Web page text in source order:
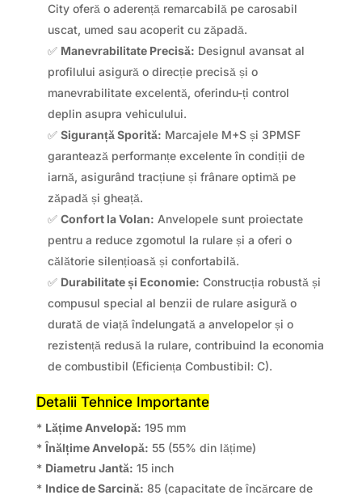
City oferă o aderență remarcabilă pe carosabil
uscat, umed sau acoperit cu zăpadă.
✅ Manevrabilitate Precisă: Designul avansat al
profilului asigură o direcție precisă și o
manevrabilitate excelentă, oferindu-ți control
deplin asupra vehiculului.
✅ Siguranță Sporită: Marcajele M+S și 3PMSF
garantează performanțe excelente în condiții de
iarnă, asigurând tracțiune și frânare optimă pe
zăpadă și gheață.
✅ Confort la Volan: Anvelopele sunt proiectate
pentru a reduce zgomotul la rulare și a oferi o
călătorie silențioasă și confortabilă.
✅ Durabilitate și Economie: Construcția robustă și
compusul special al benzii de rulare asigură o
durată de viață îndelungată a anvelopelor și o
rezistență redusă la rulare, contribuind la economia
de combustibil (Eficiența Combustibil: C).
Detalii Tehnice Importante
* Lățime Anvelopă: 195 mm
*Înălțime Anvelopă: 55 (55% din lățime)
* Diametru Jantă: 15 inch
* Indice de Sarcină: 85 (capacitate de încărcare de